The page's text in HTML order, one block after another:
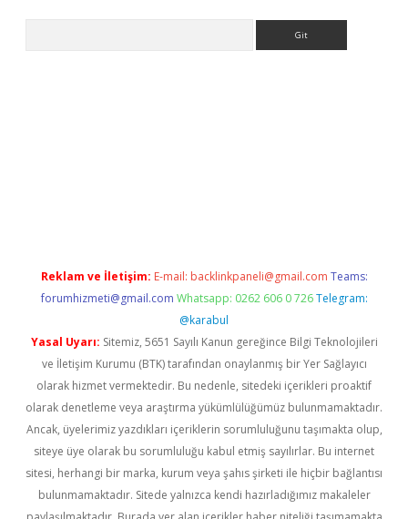
Reklam ve İletişim: E-mail: backlinkpaneli@gmail.com Teams:
forumhizmeti@gmail.com Whatsapp: 0262 606 0 726 Telegram:
@karabul
Yasal Uyarı: Sitemiz, 5651 Sayılı Kanun gereğince Bilgi Teknolojileri
ve İletişim Kurumu (BTK) tarafından onaylanmış bir Yer Sağlayıcı
olarak hizmet vermektedir. Bu nedenle, sitedeki içerikleri proaktif
olarak denetleme veya araştırma yükümlülüğümüz bulunmamaktadır.
Ancak, üyelerimiz yazdıkları içeriklerin sorumluluğunu taşımakta olup,
siteye üye olarak bu sorumluluğu kabul etmiş sayılırlar. Bu internet
sitesi, herhangi bir marka, kurum veya şahıs şirketi ile hiçbir bağlantısı
bulunmamaktadır. Sitede yalnızca kendi hazırladığımız makaleler